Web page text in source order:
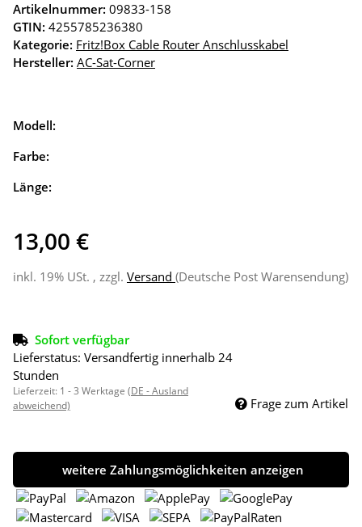
Artikelnummer: 09833-158
GTIN: 4255785236380
Kategorie: Fritz!Box Cable Router Anschlusskabel
Hersteller: AC-Sat-Corner
Modell:
Farbe:
Länge:
13,00 €
inkl. 19% USt. , zzgl. Versand (Deutsche Post Warensendung)
Sofort verfügbar
Lieferstatus: Versandfertig innerhalb 24
Stunden
Lieferzeit: 1 - 3 Werktage (DE - Ausland
abweichend)
Frage zum Artikel
weitere Zahlungsmöglichkeiten anzeigen